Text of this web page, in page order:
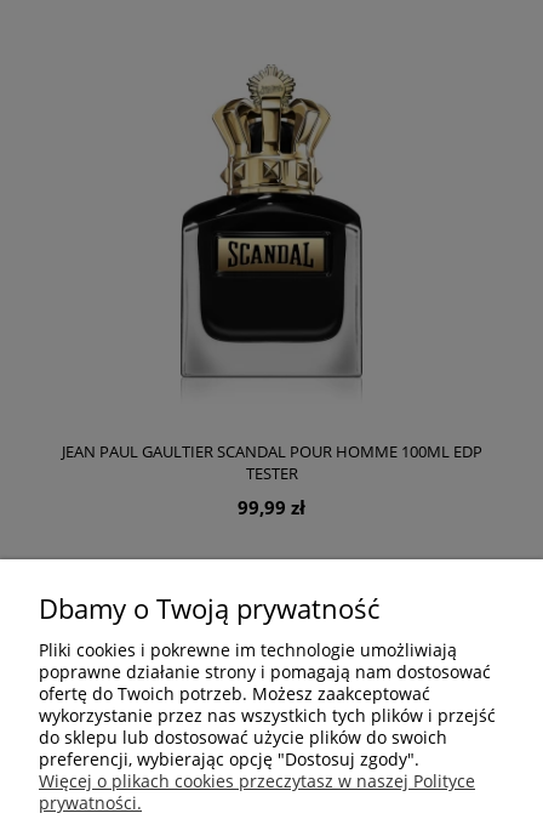
JEAN PAUL GAULTIER SCANDAL POUR HOMME 100ML EDP
TESTER
99,99 zł
« 1 ... 11 12 13 14 15 ... 18
Dbamy o Twoją prywatność
Pliki cookies i pokrewne im technologie umożliwiają
poprawne działanie strony i pomagają nam dostosować
ofertę do Twoich potrzeb. Możesz zaakceptować
wykorzystanie przez nas wszystkich tych plików i przejść
do sklepu lub dostosować użycie plików do swoich
preferencji, wybierając opcję "Dostosuj zgody".
Więcej o plikach cookies przeczytasz w naszej Polityce
prywatności.